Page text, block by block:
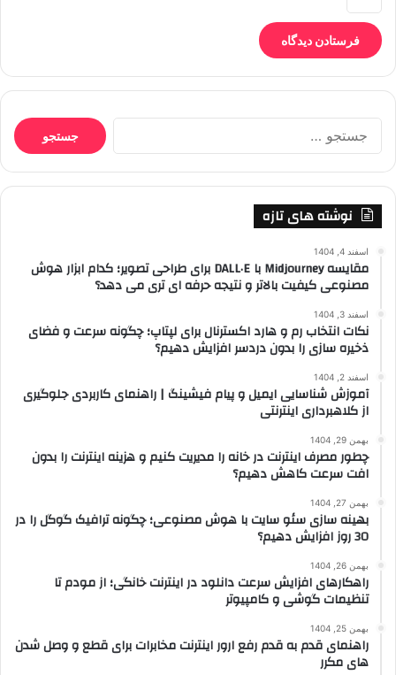
جستجو
برای:
نوشته های تازه
اسفند 4, 1404
مقایسه Midjourney با DALL·E برای طراحی تصویر؛ کدام ابزار هوش
مصنوعی کیفیت بالاتر و نتیجه حرفه ای تری می دهد؟
اسفند 3, 1404
نکات انتخاب رم و هارد اکسترنال برای لپتاپ؛ چگونه سرعت و فضای
ذخیره سازی را بدون دردسر افزایش دهیم؟
اسفند 2, 1404
آموزش شناسایی ایمیل و پیام فیشینگ | راهنمای کاربردی جلوگیری
از کلاهبرداری اینترنتی
بهمن 29, 1404
چطور مصرف اینترنت در خانه را مدیریت کنیم و هزینه اینترنت را بدون
افت سرعت کاهش دهیم؟
بهمن 27, 1404
بهینه سازی سئو سایت با هوش مصنوعی؛ چگونه ترافیک گوگل را در
30 روز افزایش دهیم؟
بهمن 26, 1404
راهکارهای افزایش سرعت دانلود در اینترنت خانگی؛ از مودم تا
تنظیمات گوشی و کامپیوتر
بهمن 25, 1404
راهنمای قدم به قدم رفع ارور اینترنت مخابرات برای قطع و وصل شدن
های مکرر